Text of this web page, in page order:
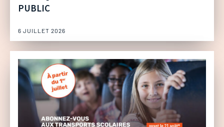
PUBLIC
6 JUILLET 2026